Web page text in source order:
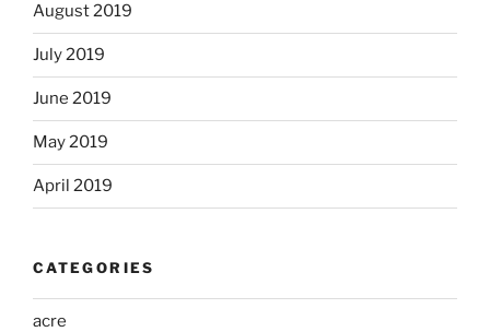
August 2019
July 2019
June 2019
May 2019
April 2019
CATEGORIES
acre